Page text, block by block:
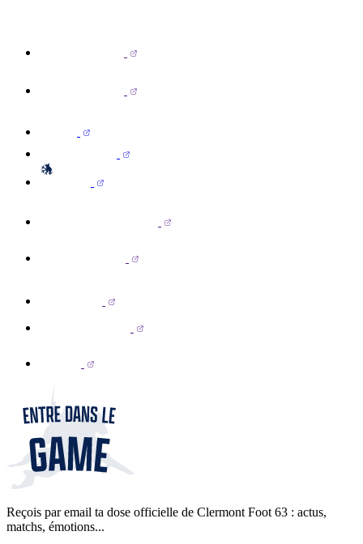
Reçois par email ta dose officielle de Clermont Foot 63 : actus,
matchs, émotions...